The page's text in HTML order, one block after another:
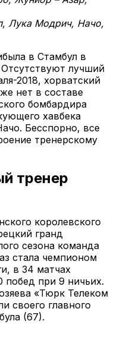
Лука Модрич, Начо,
в Стамбул в
лучший
2018, хорватский
нет в составе
бомбардира
хавбека
Бесспорно, все
тренерскому
тренер
королевского
гранд
сезона команда
стала чемпионом
в 34 матчах
побед при 9 ничьих.
«Тюрк Телеком
своего главного
(67).